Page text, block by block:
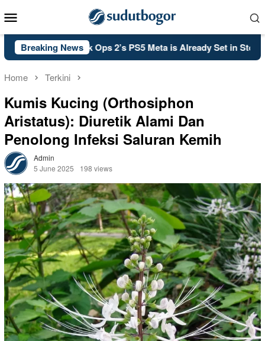
to
Menu
Breaking News
Ops 2’s PS5 Meta is Already Set in Stone Kelsey
Home Terkini
Kumis Kucing (Orthosiphon
Aristatus): Diuretik Alami Dan
Penolong Infeksi Saluran Kemih
Admin
5 June 2025
198 views